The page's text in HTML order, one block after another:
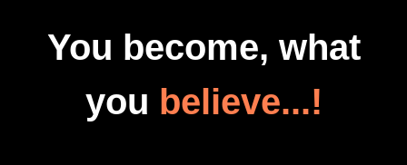
You become, what
you believe...!